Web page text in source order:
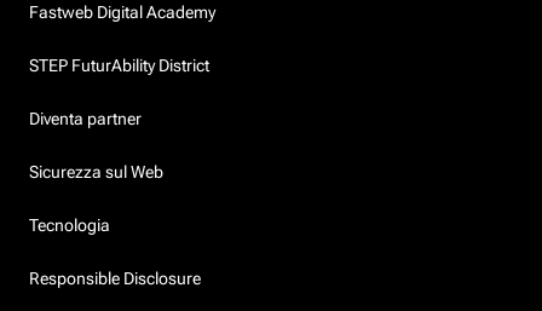
Fastweb Digital Academy
STEP FuturAbility District
Diventa partner
Sicurezza sul Web
Tecnologia
Responsible Disclosure